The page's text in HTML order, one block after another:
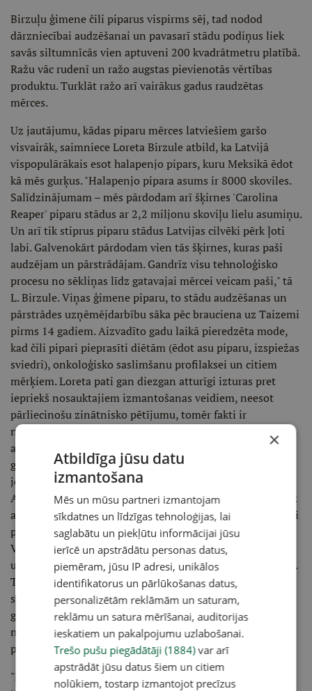
Birzuļu ģimene čili piparus vispirms sēj, tad nodod
dārzniecībai audzēšanai un pavasarī stādu podiņus liek
savās siltumnīcās vien aptuveni 200 kvadrātmetru platībā.
Ražu vāc rudenī un ražo augstas pievienotās vērtības
produktu. Turklāt ražo arī vairākus gadus raudzētas
mērces.
Uz jautājumu, kādas piparu mērces latviešiem garšo
visvairāk, saimniece Loreta Birzule atbild, ka Latvijā
vispopulārākais esot halapenjo pipars, kuru Meksikā ēdot
kā mēs gurķus. "Halapenjo pipara asums ir 8000 skoviles.
Salīdzinājumam – mēs pārdodam arī šķirnes 'Carolina
Reaper' piparu stādus ar 2,2 miljonu skoviļu lielu asumiņu.
Un arī tik stiprus piparu stādus Latvijas cilvēki pērk ļoti
labi. Galvenokārt pārdodam vien tās šķirnes, kuras paši
audzējam un pārstrādājam. Gandrīz visu tehnoloģisko
procesu no sēkliņas līdz gatavajai mērcei veicam paši," tā
L. Birzule. Viņas ģimene piparu, to stādu audzēšanas un
pārstrādes uzņēmējdarbību sāka pēc brauciena uz Taizemi
pirms 14 gadiem. Aizvadīto gadu laikā pieredzēta mode,
kad čili pipari pieprasīti diētām (ēdot asu piparu, izspiežas
sviedri), onkoloģisko saslimšanu profilaksei un citiem
mērķiem. Loreta pati gan diezgan atturīgi izturas pret
iepriekš nosauktajiem izmantošanas veidiem, neesot
pārliecinošu zinātnisko pētījumu, tomēr fakti ir
neapgāžami: čili piparus izmanto medicīnā, kosmētikā un
arī …policijā – asaru gāzē ļaundaru nomierināšanai. Asas
garšas iecienījuši arī jaunieši. No audzētāja skatpunkta –
jo asāks pipars, jo tas untumaināks un to grūtāk audzēt.
Asajiem pipariem ir ilgāks veģetācijas laiks nekā to mazāk
asajiem brāļiem. "Katram piparam ir sava garša. Cilvēki čili
piparus izvēlas pēc stipruma un pēc garšas.
Visinteresantāk ir, ka toleranci pret garšas asumu var
uztrenēt. Sāk ar mazāku stiprumu un gribas aizvien asāku.
Tā solīti pa solītim nonāk līdz diviem miljoniem skoviles
skalā," tā L. Birzule. Viņa aicina būt uzmanīgiem piparu
gatavošanā tāpēc, ka, tiem nonākot acīs, var būt
neatgriezenisks kaitējums. Saimnieki savus audzētos
piparus pārstrādā aizsargmaskās.
"Latvijas Avīzes" aptaujātie Stādu parādes apmeklētāji,
×
Atbildīga jūsu datu
izmantošana
Mēs un mūsu partneri izmantojam
sīkdatnes un līdzīgas tehnoloģijas, lai
saglabātu un piekļūtu informācijai jūsu
ierīcē un apstrādātu personas datus,
piemēram, jūsu IP adresi, unikālos
identifikatorus un pārlūkošanas datus,
personalizētām reklāmām un saturam,
reklāmu un satura mērīšanai, auditorijas
ieskatiem un pakalpojumu uzlabošanai.
Trešo pušu piegādātāji (1884)var arī
apstrādāt jūsu datus šiem un citiem
nolūkiem, tostarp izmantojot precīzus